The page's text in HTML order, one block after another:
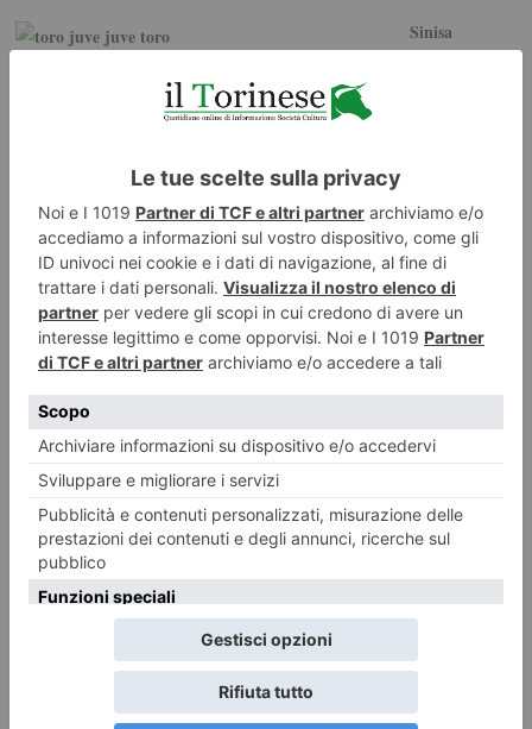
Sinisa
ricevuto nel mese di dicembre “un’importante offerta da un club di calcio
è andato un altro allenatore molto importante. I soldi non sono tutto nella
vita, ma capisco chi va in Cina: là guadagni in un anno come in cinque o
sei”
Le parole di Allegri e Mihajlovic
alla vigilia del derby
PUBBLICATO IL 10 DICEMBRE 2016 SPORT
Massimiliano
Allegrialla
derby della Mole ha dichiarato all’Ansa: “E’ sempre difficile battere il
Toro e quest’anno lo sarà ancora di più perché hanno giocatori tecnici e
veloci. E’ un derby pericoloso.L’arbitro? Non ne parlo dopo le partite,